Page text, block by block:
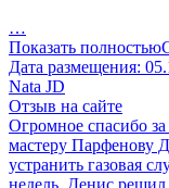
…
Показать полностью
Дата размещения:
Nata JD
Отзыв на сайте
Огромное спасибо
мастеру Парфенову
устранить газовая